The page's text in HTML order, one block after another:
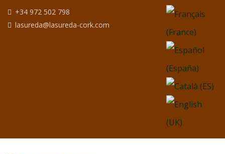
+34 972 502 798
lasureda@lasureda-cork.com
Sélectionnez votre